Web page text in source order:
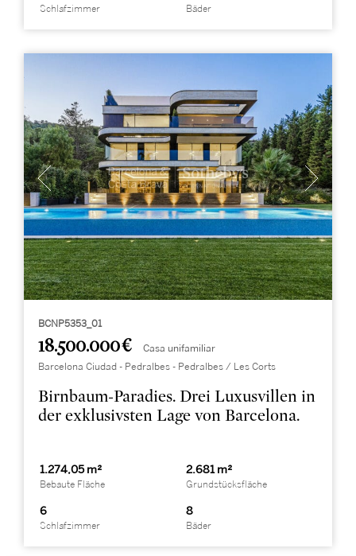
Schlafzimmer Bäder
BCNP5353_01
18.500.000 € Casa unifamiliar
Barcelona Ciudad - Pedralbes - Pedralbes / Les Corts
Birnbaum-Paradies. Drei Luxusvillen in
der exklusivsten Lage von Barcelona.
1.274,05 m²
Bebaute Fläche
2.681 m²
Grundstücksfläche
6
Schlafzimmer
8
Bäder